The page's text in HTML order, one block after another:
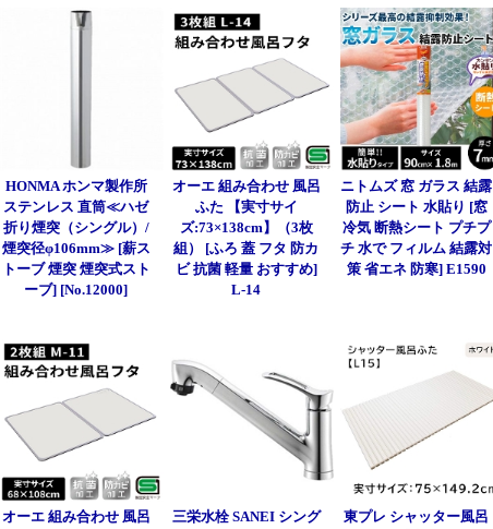
HONMA ホンマ製作所
ステンレス 直筒≪ハゼ
折り煙突（シングル）/
煙突径φ106mm≫ [薪ス
トーブ 煙突 煙突式スト
ーブ] [No.12000]
オーエ 組み合わせ 風呂
ふた 【実寸サイ
ズ:73×138cm】（3枚
組） [ふろ 蓋 フタ 防カ
ビ 抗菌 軽量 おすすめ]
L-14
ニトムズ 窓 ガラス 結露
防止 シート 水貼り [窓
冷気 断熱シート プチプ
チ 水で フィルム 結露対
策 省エネ 防寒] E1590
オーエ 組み合わせ 風呂
三栄水栓 SANEI シング
東プレ シャッター風呂